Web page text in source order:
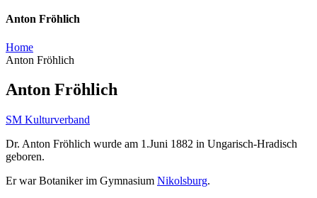
Anton Fröhlich
Home
Anton Fröhlich
Anton Fröhlich
SM Kulturverband
Dr. Anton Fröhlich wurde am 1.Juni 1882 in Ungarisch-Hradisch
geboren.
Er war Botaniker im Gymnasium Nikolsburg.